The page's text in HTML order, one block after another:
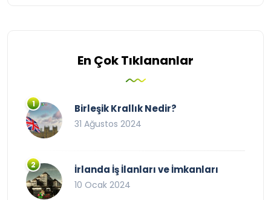
En Çok Tıklananlar
Birleşik Krallık Nedir?
31 Ağustos 2024
İrlanda İş İlanları ve İmkanları
10 Ocak 2024